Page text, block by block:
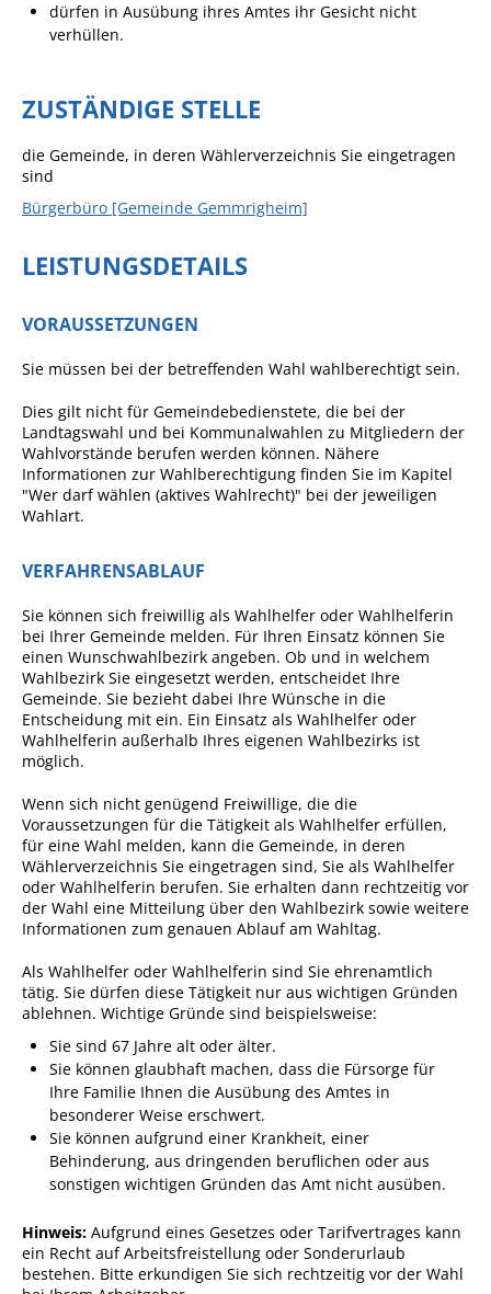
Häckselplatz
Wärmeplanung
Infokalender
Wirtschaft + Handel
RATHAUS
Öffnungszeiten
Bürgerservice
Behördenwegweiser
Lebenslagen
Leistungen - Service BW
Formulare
Wissenswertes/Service
Mängelmeldung online
Winterdienst
Organspende
Gleichstellung
Selbstbestimmung
Fachstelle
Wohnungssicherung
Aushang- und Schaukästen
Öffentliche
Bekanntmachungen
dürfen in Ausübung ihres Amtes ihr Gesicht nicht
verhüllen.
ZUSTÄNDIGE STELLE
die Gemeinde, in deren Wählerverzeichnis Sie eingetragen
sind
Bürgerbüro [Gemeinde Gemmrigheim]
LEISTUNGSDETAILS
VORAUSSETZUNGEN
Sie müssen bei der betreffenden Wahl wahlberechtigt sein.
Dies gilt nicht für Gemeindebedienstete, die bei der
Landtagswahl und bei Kommunalwahlen zu Mitgliedern der
Wahlvorstände berufen werden können. Nähere
Informationen zur Wahlberechtigung finden Sie im Kapitel
"Wer darf wählen (aktives Wahlrecht)" bei der jeweiligen
Wahlart.
VERFAHRENSABLAUF
Sie können sich freiwillig als Wahlhelfer oder Wahlhelferin
bei Ihrer Gemeinde melden. Für Ihren Einsatz können Sie
einen Wunschwahlbezirk angeben. Ob und in welchem
Wahlbezirk Sie eingesetzt werden, entscheidet Ihre
Gemeinde. Sie bezieht dabei Ihre Wünsche in die
Entscheidung mit ein. Ein Einsatz als Wahlhelfer oder
Wahlhelferin außerhalb Ihres eigenen Wahlbezirks ist
möglich.
Wenn sich nicht genügend Freiwillige, die die
Voraussetzungen für die Tätigkeit als Wahlhelfer erfüllen,
für eine Wahl melden, kann die Gemeinde, in deren
Wählerverzeichnis Sie eingetragen sind, Sie als Wahlhelfer
oder Wahlhelferin berufen. Sie erhalten dann rechtzeitig vor
der Wahl eine Mitteilung über den Wahlbezirk sowie weitere
Informationen zum genauen Ablauf am Wahltag.
Als Wahlhelfer oder Wahlhelferin sind Sie ehrenamtlich
tätig. Sie dürfen diese Tätigkeit nur aus wichtigen Gründen
ablehnen. Wichtige Gründe sind beispielsweise:
Sie sind 67 Jahre alt oder älter.
Sie können glaubhaft machen, dass die Fürsorge für
Ihre Familie Ihnen die Ausübung des Amtes in
besonderer Weise erschwert.
Sie können aufgrund einer Krankheit, einer
Behinderung, aus dringenden beruflichen oder aus
sonstigen wichtigen Gründen das Amt nicht ausüben.
Hinweis: Aufgrund eines Gesetzes oder Tarifvertrages kann
ein Recht auf Arbeitsfreistellung oder Sonderurlaub
bestehen. Bitte erkundigen Sie sich rechtzeitig vor der Wahl